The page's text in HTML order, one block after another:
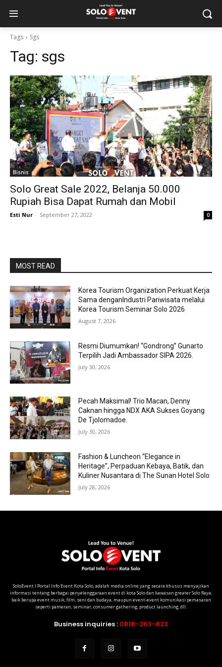
Tags Sgs
Tag: sgs
Bisnis
Solo Great Sale 2022, Belanja 50.000
Rupiah Bisa Dapat Rumah dan Mobil
Esti Nur - September 27, 2022 0
MOST READ
Korea Tourism Organization Perkuat Kerja
Sama denganIndustri Pariwisata melalui
Korea Tourism Seminar Solo 2026
August 7, 2026
Resmi Diumumkan! “Gondrong” Gunarto
Terpilih Jadi Ambassador SIPA 2026.
July 30, 2026
Pecah Maksimal! Trio Macan, Denny
Caknan hingga NDX AKA Sukses Goyang
De Tjolomadoe.
July 30, 2026
Fashion & Luncheon “Elegance in
Heritage”, Perpaduan Kebaya, Batik, dan
Kuliner Nusantara di The Sunan Hotel Solo
July 28, 2026
SoloEvent I Portal Info Event Kota Solo, adalah media online yang secara khusus menyajikan
informasi tentang berbagai penyelenggaraan event di kota Solo dan kawasan greater Solo Raya;
baik berupa event musik, film, seni dan budaya, maupun event-event komunikasi pemasaran
seperti pameran, seminar, consumer gathering, product launching, dll.
Business inquiries : 0818-263-823